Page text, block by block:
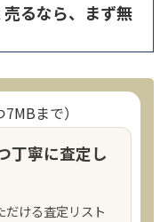
るなら、まず無
7MBまで）
丁寧に査定し
だける査定リスト